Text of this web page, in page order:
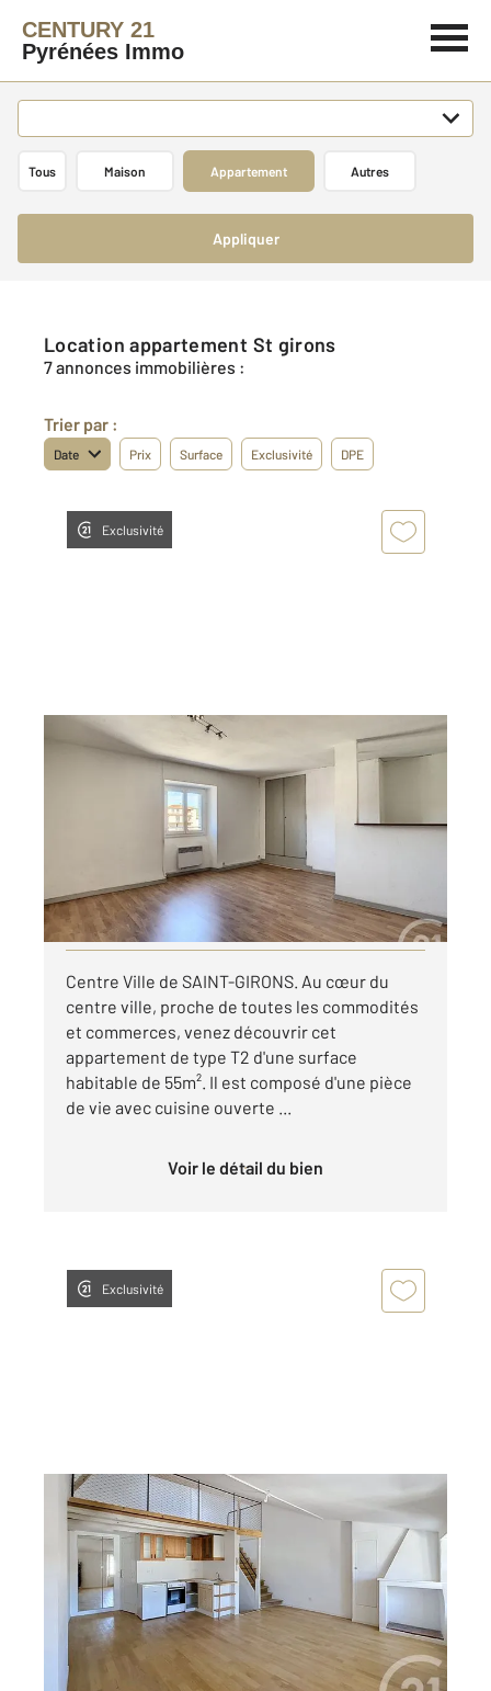
CENTURY 21
Pyrénées Immo
Tous Maison Appartement Autres
Appliquer
Location appartement St girons
7 annonces immobilières :
Trier par :
Date Prix Surface Exclusivité DPE
Exclusivité
ST GIRONS 09
, 2 pièces
Appartement T2 à louer
490 €
par mois charges comprises
Visiter le site dédié
Centre Ville de SAINT-GIRONS. Au cœur du
centre ville, proche de toutes les commodités
et commerces, venez découvrir cet
appartement de type T2 d'une surface
habitable de 55m². Il est composé d'une pièce
de vie avec cuisine ouverte ...
Voir le détail du bien
Exclusivité
ST GIRONS 09
35,51 m2, 2 pièces
Ref : 13869
Appartement T2 à louer
465 €
par mois charges comprises
Visiter le site dédié